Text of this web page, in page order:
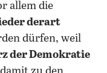
allem die
derart
dürfen, weil
der Demokratie